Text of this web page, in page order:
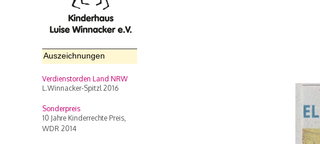
Auszeichnungen
Verdienstorden Land NRW
L.Winnacker-Spitzl 2016
Sonderpreis
10 Jahre Kinderrechte Preis,
WDR 2014